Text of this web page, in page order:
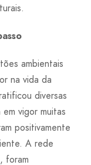
ambientais
na vida da
diversas
vigor muitas
positivamente
A rede
foram